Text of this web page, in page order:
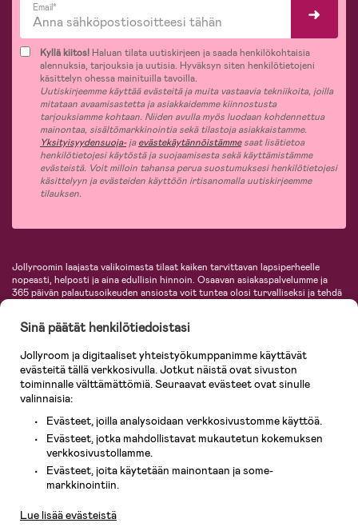
Email*
Kyllä kiitos! Haluan tilata uutiskirjeen ja saada henkilökohtaisia
alennuksia, tarjouksia ja uutisia. Hyväksyn siten henkilötietojeni
käsittelyn ohessa mainituilla tavoilla.
Uutiskirjeemme käyttää evästeitä ja muita vastaavia tekniikoita, joilla
mitataan avaamisastetta ja asiakkaidemme kiinnostusta
tarjouksiamme kohtaan. Niiden avulla myös luodaan kohdennettua
mainontaa, sisältömarkkinointia sekä tilastoja asiakkaistamme.
Yksityisyydensuoja-jaevästekäytännöistämmesaat lisätietoa
henkilötietojesi käytöstä ja suojaamisesta sekä käyttämistämme
evästeistä. Voit milloin tahansa perua suostumuksesi henkilötietojesi
käsittelyyn ja evästeiden käyttöön irtisanomalla uutiskirjeemme
tilauksen.
Jollyroomin laajasta valikoimasta tilaat kaiken tarvittavan lapsiperheelle
nopeasti, helposti ja aina edullisin hinnoin. Osaavan asiakaspalvelumme ja
365 päivän palautusoikeuden ansiosta voit tuntea olosi turvalliseksi ja tehdä
lastentarvikkeita sekä paljon muuta. Meiltä löydät lukuisia tunnettuja
KidKraft, Ergobaby, Philips Avent, Neonate, Cybex, LEGO ja monia muita!
Tervetuloa shoppailemaan Pohjoismaiden suurimpaan lastentarvikkeiden
verkkokauppaan!
Sinä päätät henkilötiedoistasi
Jollyroom ja digitaaliset yhteistyökumppanimme käyttävät
evästeitä tällä verkkosivulla. Jotkut näistä ovat sivuston
toiminnalle välttämättömiä. Seuraavat evästeet ovat sinulle
valinnaisia:
Evästeet, joilla analysoidaan verkkosivustomme käyttöä.
Evästeet, jotka mahdollistavat mukautetun kokemuksen
verkkosivustollamme.
Evästeet, joita käytetään mainontaan ja some-
markkinointiin.
Lue lisää evästeistä